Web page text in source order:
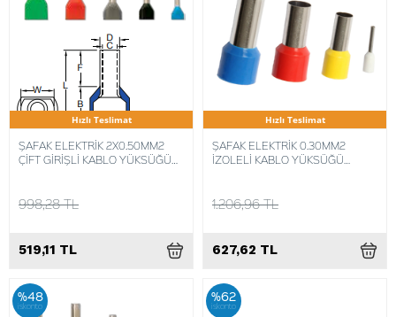
Hızlı Teslimat
ŞAFAK ELEKTRİK 2X0.50MM2
ÇİFT GİRİŞLİ KABLO YÜKSÜĞÜ
998,28 TL
519,11 TL
Hızlı Teslimat
ŞAFAK ELEKTRİK 0.30MM2
İZOLELİ KABLO YÜKSÜĞÜ
1.206,96 TL
627,62 TL
%48
iskonto
%62
iskonto